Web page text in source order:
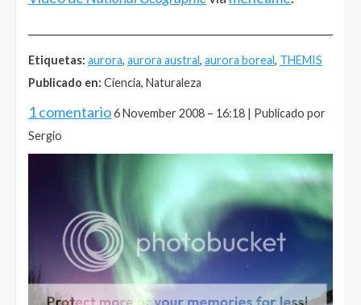
Etiquetas: aurora, aurora austral, aurora boreal, THEMIS
Publicado en: Ciencia, Naturaleza
1 comentario6 November 2008 – 16:18 | Publicado por
Sergio